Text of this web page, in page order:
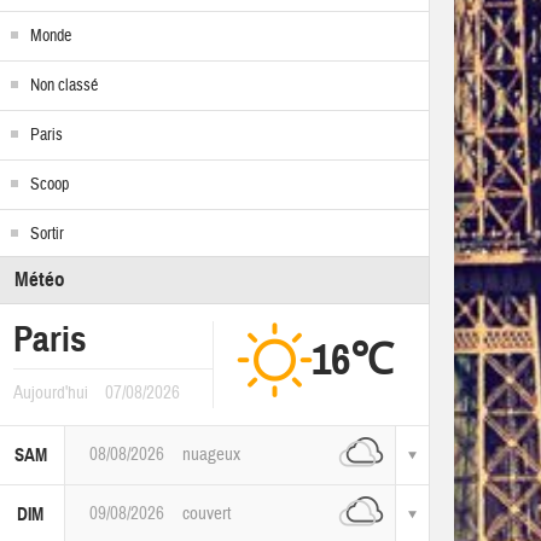
Monde
Non classé
Paris
Scoop
Sortir
Météo
Paris
Aujourd'hui 07/08/2026
16℃
SAM 08/08/2026 nuageux
DIM 09/08/2026 couvert